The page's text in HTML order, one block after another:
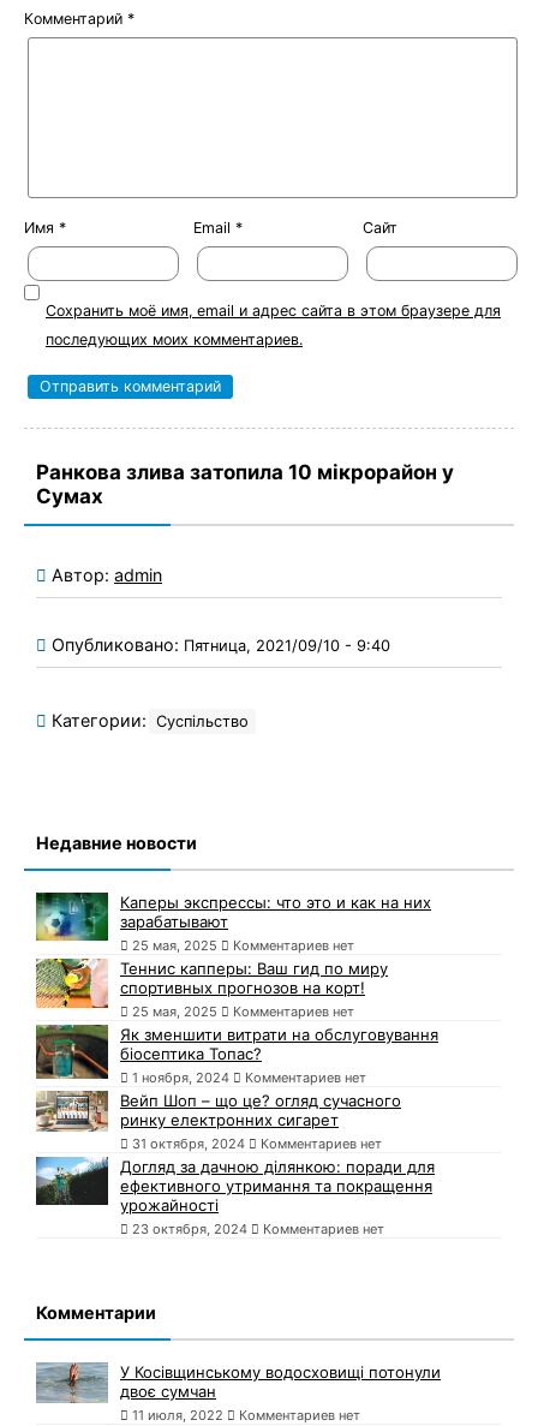
Комментарий *
Имя * Email * Сайт
Сохранить моё имя, email и адрес сайта в этом браузере для
последующих моих комментариев.
Ранкова злива затопила 10 мікрорайон у
Сумах
Автор: admin
Опубликовано: Пятница, 2021/09/10 - 9:40
Категории: Суспільство
Недавние новости
Каперы экспрессы: что это и как на них
зарабатывают
25 мая, 2025 Комментариев нет
Теннис капперы: Ваш гид по миру
спортивных прогнозов на корт!
25 мая, 2025 Комментариев нет
Як зменшити витрати на обслуговування
біосептика Топас?
1 ноября, 2024 Комментариев нет
Вейп Шоп – що це? огляд сучасного
ринку електронних сигарет
31 октября, 2024 Комментариев нет
Догляд за дачною ділянкою: поради для
ефективного утримання та покращення
урожайності
23 октября, 2024 Комментариев нет
Комментарии
У Косівщинському водосховищі потонули
двоє сумчан
11 июля, 2022 Комментариев нет